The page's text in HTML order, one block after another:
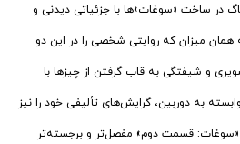
در ساخت «سوغات»ها با جزئیاتی دیدنی و
میزان که روایتی شخصی را در این دو
و شیفتگی به قاب گرفتن از چیزها با
به دوربین، گرایش‌های تألیفی خود را نیز
«سوغات: قسمت دوم» مفصل‌تر و برجسته‌تر